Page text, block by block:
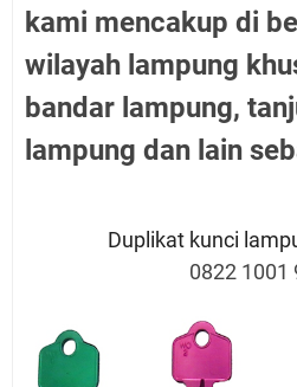
kami mencakup di
wilayah lampung
bandar lampung,
lampung dan lain
Duplikat kunci
0822 1001